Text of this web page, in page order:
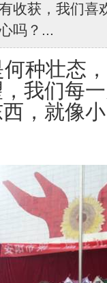
收获，我们喜
吗？...
种壮态
我们每
，就像